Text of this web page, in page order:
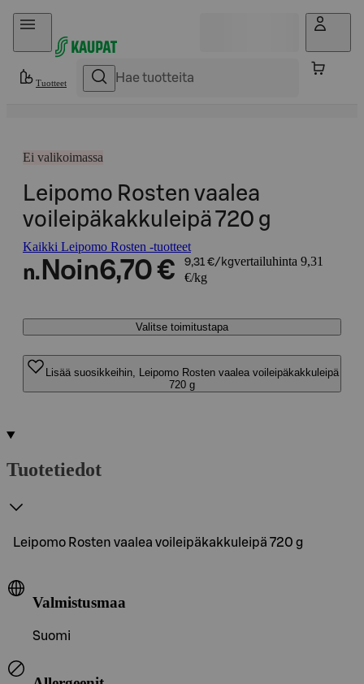
Hyppää sisältöön
Tuotteet
Ei valikoimassa
Leipomo Rosten vaalea
voileipäkakkuleipä 720 g
Kaikki Leipomo Rosten -tuotteet
n. Noin6,70 € 9,31 €/kgvertailuhinta 9,31
€/kg
Valitse toimitustapa
Lisää suosikkeihin, Leipomo Rosten vaalea voileipäkakkuleipä
720 g
Tuotetiedot
Leipomo Rosten vaalea voileipäkakkuleipä 720 g
Valmistusmaa
Suomi